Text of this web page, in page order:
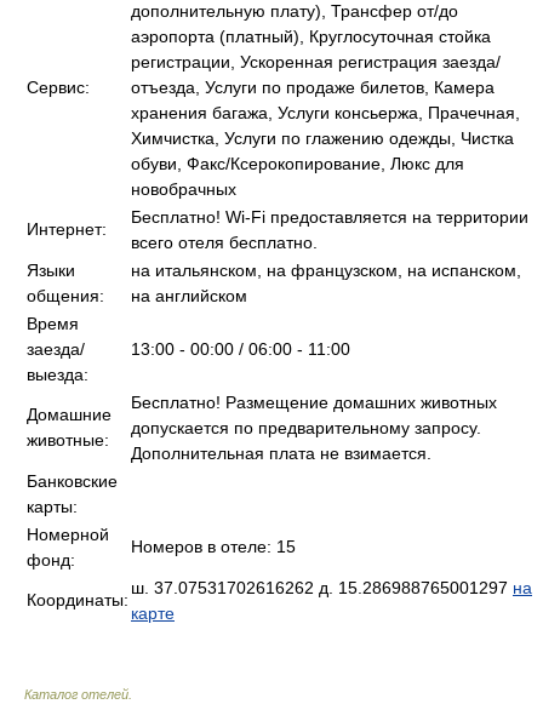
Сервис:
дополнительную плату), Трансфер от/до
аэропорта (платный), Круглосуточная стойка
регистрации, Ускоренная регистрация заезда/
отъезда, Услуги по продаже билетов, Камера
хранения багажа, Услуги консьержа, Прачечная,
Химчистка, Услуги по глажению одежды, Чистка
обуви, Факс/Ксерокопирование, Люкс для
новобрачных
Интернет:
Бесплатно! Wi-Fi предоставляется на территории
всего отеля бесплатно.
Языки
общения:
на итальянском, на французском, на испанском,
на английском
Время
заезда/
выезда:
13:00 - 00:00 / 06:00 - 11:00
Домашние
животные:
Бесплатно! Размещение домашних животных
допускается по предварительному запросу.
Дополнительная плата не взимается.
Банковские
карты:
Номерной
фонд:
Номеров в отеле: 15
Координаты:
ш. 37.07531702616262 д. 15.286988765001297 на
карте
Каталог отелей